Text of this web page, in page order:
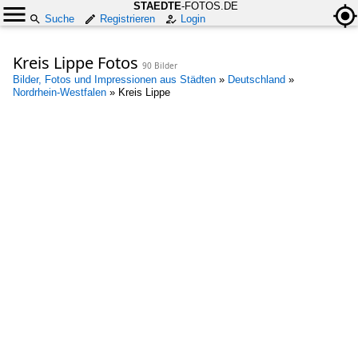
STAEDTE-FOTOS.DE
Suche
Registrieren Login
Kreis Lippe Fotos 90 Bilder
Bilder, Fotos und Impressionen aus Städten » Deutschland »
Nordrhein-Westfalen » Kreis Lippe